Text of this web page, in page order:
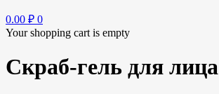
0.00 ₽ 0
Your shopping cart is empty
Скраб-гель для лица